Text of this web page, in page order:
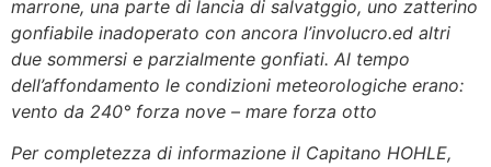
marrone, una parte di lancia di salvatggio, uno zatterino
gonfiabile inadoperato con ancora l’involucro.ed altri
due sommersi e parzialmente gonfiati. Al tempo
dell’affondamento le condizioni meteorologiche erano:
vento da 240° forza nove – mare forza otto
Per completezza di informazione il Capitano HOHLE,